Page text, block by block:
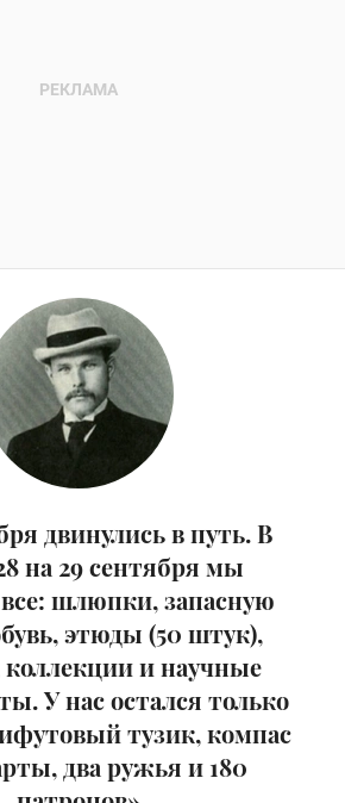
двинулись в путь. В
на 29 сентября мы
шлюпки, запасную
этюды (50 штук),
коллекции и научные
У нас остался только
тузик, компас
два ружья и 180